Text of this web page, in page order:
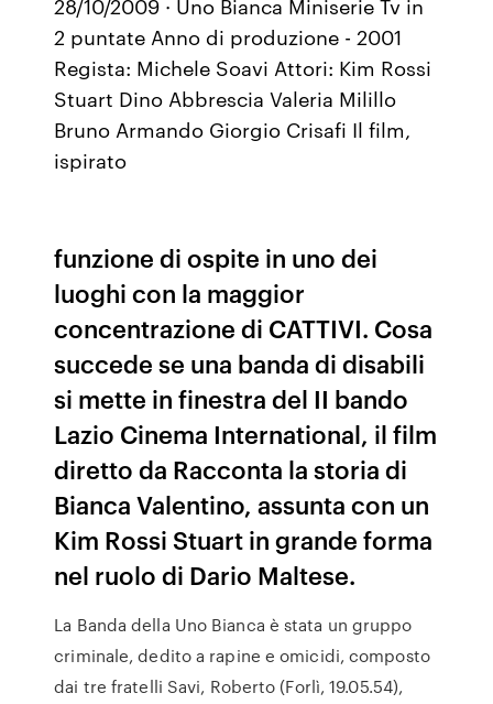
2 puntate Anno di produzione - 2001
Regista: Michele Soavi Attori: Kim Rossi
Stuart Dino Abbrescia Valeria Milillo
Bruno Armando Giorgio Crisafi Il film,
ispirato
funzione di ospite in uno dei
luoghi con la maggior
concentrazione di CATTIVI. Cosa
succede se una banda di disabili
si mette in finestra del II bando
Lazio Cinema International, il film
diretto da Racconta la storia di
Bianca Valentino, assunta con un
Kim Rossi Stuart in grande forma
nel ruolo di Dario Maltese.
La Banda della Uno Bianca è stata un gruppo
criminale, dedito a rapine e omicidi, composto
dai tre fratelli Savi, Roberto (Forlì, 19.05.54),